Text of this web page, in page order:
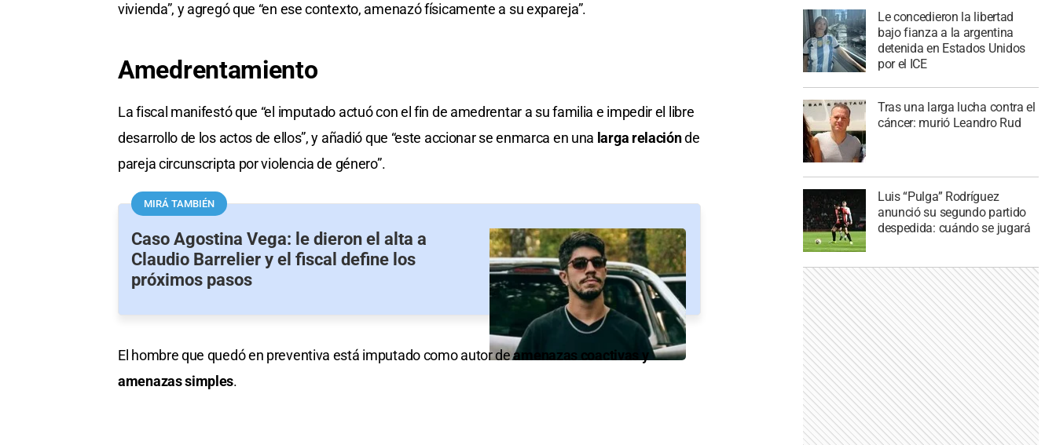
vivienda”, y agregó que “en ese contexto, amenazó físicamente a su expareja”.
Amedrentamiento
La fiscal manifestó que “el imputado actuó con el fin de amedrentar a su familia e impedir el libre
desarrollo de los actos de ellos”, y añadió que “este accionar se enmarca en una larga relaciónde
pareja circunscripta por violencia de género”.
MIRÁ TAMBIÉN
Caso Agostina Vega: le dieron el alta a
Claudio Barrelier y el fiscal define los
próximos pasos
El hombre que quedó en preventiva está imputado como autor deamenazas coactivas y
amenazas simples.
Le concedieron la libertad
bajo fianza a la argentina
detenida en Estados Unidos
por el ICE
Tras una larga lucha contra el
cáncer: murió Leandro Rud
Luis “Pulga” Rodríguez
anunció su segundo partido
despedida: cuándo se jugará